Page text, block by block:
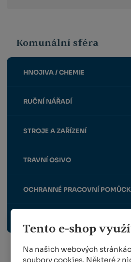
Tento e-shop
Na našich webových
soubory cookies. Některé z
Komunální sféra
HNOJIVA / CHEMIE
RUČNÍ NÁŘADÍ
STROJE A ZAŘÍZENÍ
TRAVNÍ OSIVO
OCHRANNÉ PRACOVNÍ